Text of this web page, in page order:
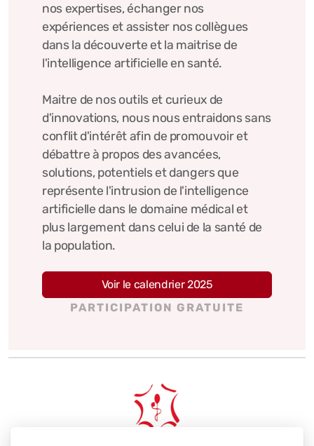
nos expertises, échanger nos
expériences et assister nos collègues
dans la découverte et la maitrise de
l'intelligence artificielle en santé.
Maitre de nos outils et curieux de
d'innovations, nous nous entraidons sans
conflit d'intérêt afin de promouvoir et
débattre à propos des avancées,
solutions, potentiels et dangers que
représente l'intrusion de l'intelligence
artificielle dans le domaine médical et
plus largement dans celui de la santé de
la population.
Voir le calendrier 2025
PARTICIPATION GRATUITE